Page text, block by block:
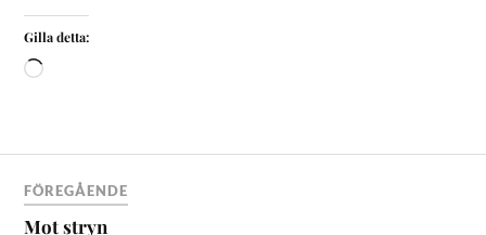
Gilla detta:
FÖREGÅENDE
Mot stryn